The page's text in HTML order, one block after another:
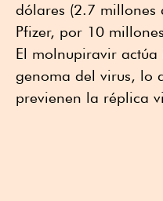
dólares (2.7 millones
Pfizer, por 10
El molnupiravir
genoma del virus, lo
previenen la réplica